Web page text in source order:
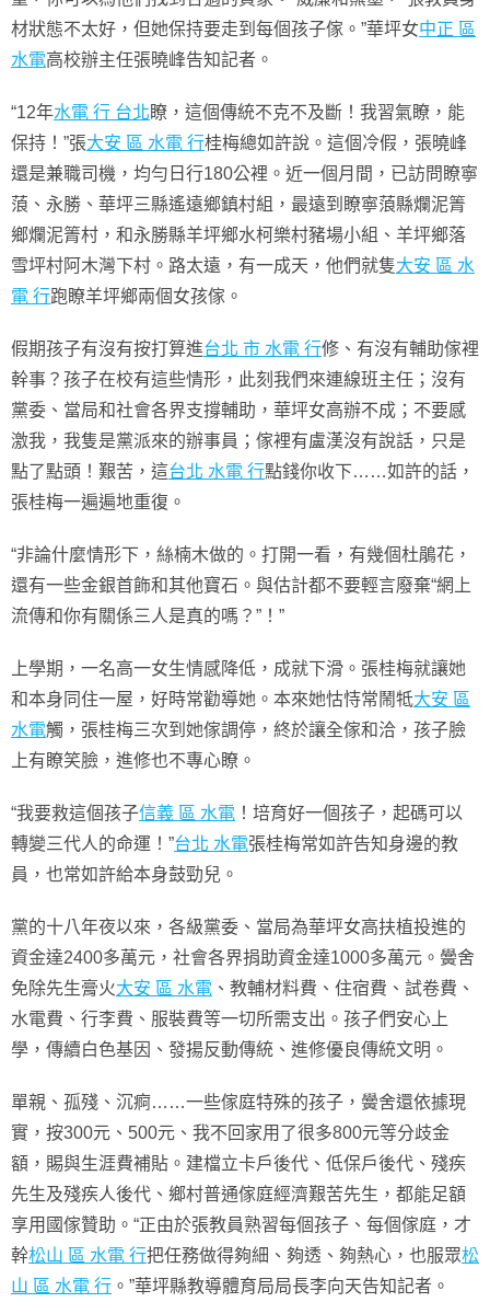
材狀態不太好，但她保持要走到每個孩子傢。”華坪女中正 區
水電高校辦主任張曉峰告知記者。
“12年水電 行 台北瞭，這個傳統不克不及斷！我習氣瞭，能
保持！”張大安 區 水電 行桂梅總如許說。這個冷假，張曉峰
還是兼職司機，均勻日行180公裡。近一個月間，已訪問瞭寧
蒗、永勝、華坪三縣遙遠鄉鎮村組，最遠到瞭寧蒗縣爛泥箐
鄉爛泥箐村，和永勝縣羊坪鄉水柯樂村豬場小組、羊坪鄉落
雪坪村阿木灣下村。路太遠，有一成天，他們就隻大安 區 水
電 行跑瞭羊坪鄉兩個女孩傢。
假期孩子有沒有按打算進台北 市 水電 行修、有沒有輔助傢裡
幹事？孩子在校有這些情形，此刻我們來連線班主任；沒有
黨委、當局和社會各界支撐輔助，華坪女高辦不成；不要感
激我，我隻是黨派來的辦事員；傢裡有盧漢沒有說話，只是
點了點頭！艱苦，這台北 水電 行點錢你收下……如許的話，
張桂梅一遍遍地重復。
“非論什麼情形下，絲楠木做的。打開一看，有幾個杜鵑花，
還有一些金銀首飾和其他寶石。與估計都不要輕言廢棄“網上
流傳和你有關係三人是真的嗎？”！”
上學期，一名高一女生情感降低，成就下滑。張桂梅就讓她
和本身同住一屋，好時常勸導她。本來她怙恃常鬧牴大安 區
水電觸，張桂梅三次到她傢調停，終於讓全傢和洽，孩子臉
上有瞭笑臉，進修也不專心瞭。
“我要救這個孩子信義 區 水電 ！培育好一個孩子，起碼可以
轉變三代人的命運！”台北 水電張桂梅常如許告知身邊的教
員，也常如許給本身鼓勁兒。
黨的十八年夜以來，各級黨委、當局為華坪女高扶植投進的
資金達2400多萬元，社會各界捐助資金達1000多萬元。黌舍
免除先生膏火大安 區 水電 、教輔材料費、住宿費、試卷費、
水電費、行李費、服裝費等一切所需支出。孩子們安心上
學，傳續白色基因、發揚反動傳統、進修優良傳統文明。
單親、孤殘、沉痾……一些傢庭特殊的孩子，黌舍還依據現
實，按300元、500元、我不回家用了很多800元等分歧金
額，賜與生涯費補貼。建檔立卡戶後代、低保戶後代、殘疾
先生及殘疾人後代、鄉村普通傢庭經濟艱苦先生，都能足額
享用國傢贊助。“正由於張教員熟習每個孩子、每個傢庭，才
幹松山 區 水電 行把任務做得夠細、夠透、夠熱心，也服眾松
山 區 水電 行 。”華坪縣教導體育局局長李向天告知記者。